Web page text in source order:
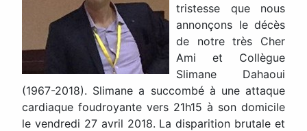
tristesse que nous
annonçons le décès
de notre très Cher
Ami et Collègue
Slimane Dahaoui
(1967-2018). Slimane a succombé à une attaque
cardiaque foudroyante vers 21h15 à son domicile
le vendredi 27 avril 2018. La disparition brutale et